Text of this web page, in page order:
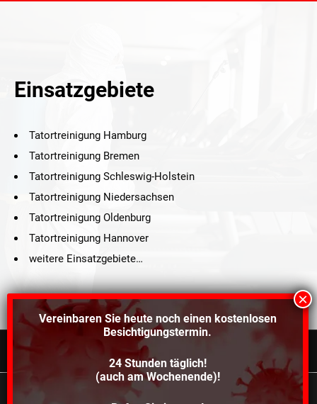
Einsatzgebiete
Tatortreinigung Hamburg
Tatortreinigung Bremen
Tatortreinigung Schleswig-Holstein
Tatortreinigung Niedersachsen
Tatortreinigung Oldenburg
Tatortreinigung Hannover
weitere Einsatzgebiete…
©2021 Schröders Service Team Nord, All Rights Reserved.
Schroeder Service Team Nord
Vereinbaren Sie heute noch einen kostenlosen
Besichtigungstermin.
24 Stunden täglich!
(auch am Wochenende)!